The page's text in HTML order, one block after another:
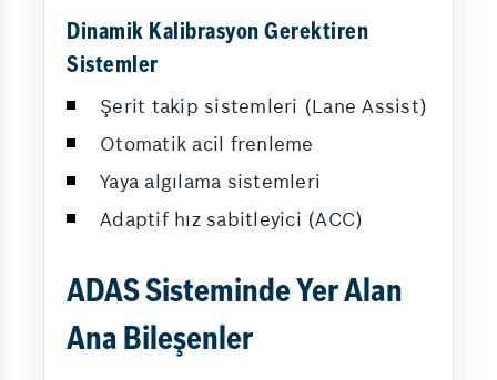
Dinamik Kalibrasyon Gerektiren
Sistemler
Şerit takip sistemleri (Lane Assist)
Otomatik acil frenleme
Yaya algılama sistemleri
Adaptif hız sabitleyici (ACC)
ADAS Sisteminde Yer Alan
Ana Bileşenler